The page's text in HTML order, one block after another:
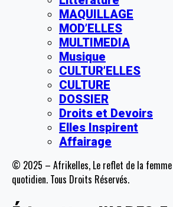
MAQUILLAGE
MOD’ELLES
MULTIMEDIA
Musique
CULTUR’ELLES
CULTURE
DOSSIER
Droits et Devoirs
Elles Inspirent
Affairage
© 2025 – Afrikelles, Le reflet de la
quotidien. Tous Droits Réservés.